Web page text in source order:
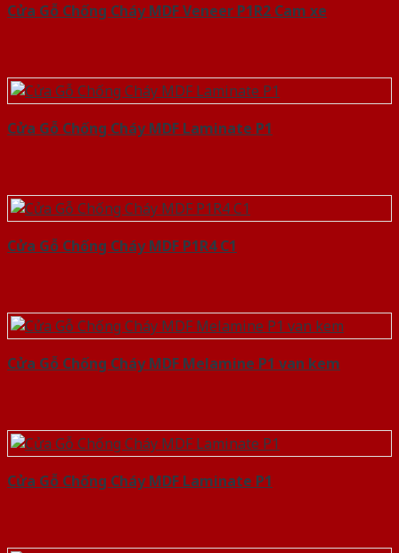
Cửa Gỗ Chống Cháy MDF Veneer P1R2 Cam xe
Cửa Gỗ Chống Cháy MDF Laminate P1
Cửa Gỗ Chống Cháy MDF P1R4 C1
Cửa Gỗ Chống Cháy MDF Melamine P1 van kem
Cửa Gỗ Chống Cháy MDF Laminate P1